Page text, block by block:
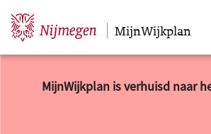
Sla navigatie over MijnWijkplan
MijnWijkplan is verhuisd naar